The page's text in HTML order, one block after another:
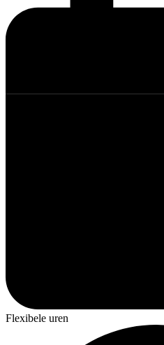
Flexibele uren